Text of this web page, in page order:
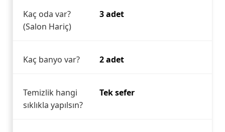
Kaç oda var?
(Salon Hariç)
3 adet
Kaç banyo var? 2 adet
Temizlik hangi
sıklıkla yapılsın?
Tek sefer